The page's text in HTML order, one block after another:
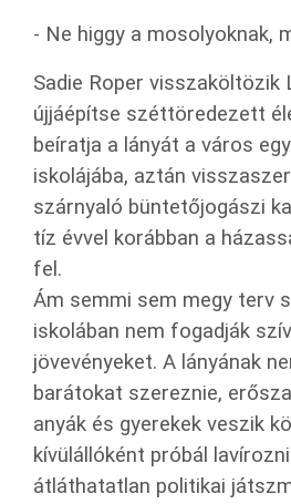
- Ne higgy a mosolyoknak,
Sadie Roper visszaköltözik
újjáépítse széttöredezett
beíratja a lányát a város
iskolájába, aztán
szárnyaló büntetőjogászi
tíz évvel korábban a
fel.
Ám semmi sem megy terv
iskolában nem fogadják
jövevényeket. A lányának
barátokat szereznie,
anyák és gyerekek veszik
kívülállóként próbál
átláthatatlan politikai